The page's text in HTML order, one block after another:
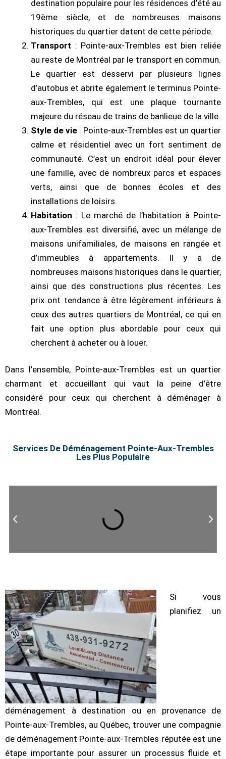
destination populaire pour les résidences d’été au
19ème siècle, et de nombreuses maisons
historiques du quartier datent de cette période.
Transport : Pointe-aux-Trembles est bien reliée
au reste de Montréal par le transport en commun.
Le quartier est desservi par plusieurs lignes
d’autobus et abrite également le terminus Pointe-
aux-Trembles, qui est une plaque tournante
majeure du réseau de trains de banlieue de la ville.
Style de vie : Pointe-aux-Trembles est un quartier
calme et résidentiel avec un fort sentiment de
communauté. C’est un endroit idéal pour élever
une famille, avec de nombreux parcs et espaces
verts, ainsi que de bonnes écoles et des
installations de loisirs.
Habitation : Le marché de l’habitation à Pointe-
aux-Trembles est diversifié, avec un mélange de
maisons unifamiliales, de maisons en rangée et
d’immeubles à appartements. Il y a de
nombreuses maisons historiques dans le quartier,
ainsi que des constructions plus récentes. Les
prix ont tendance à être légèrement inférieurs à
ceux des autres quartiers de Montréal, ce qui en
fait une option plus abordable pour ceux qui
cherchent à acheter ou à louer.
Dans l’ensemble, Pointe-aux-Trembles est un quartier
charmant et accueillant qui vaut la peine d’être
considéré pour ceux qui cherchent à déménager à
Montréal.
Services De Déménagement Pointe-Aux-Trembles
Les Plus Populaire
Si vous
planifiez un
déménagement à destination ou en provenance de
Pointe-aux-Trembles, au Québec, trouver une compagnie
de déménagement Pointe-aux-Trembles réputée est une
étape importante pour assurer un processus fluide et